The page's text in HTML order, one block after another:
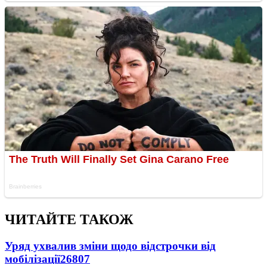
ЧИТАЙТЕ ТАКОЖ
Уряд ухвалив зміни щодо відстрочки від
мобілізації26807